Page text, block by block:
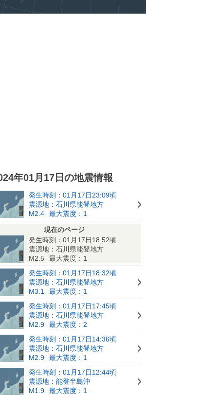
年01月17日の地震情報
発生時刻：01月17日23:09頃
震源地：石川県能登地方
M2.4
最大震度：1
現在のページ
発生時刻：01月17日18:52頃
震源地：石川県能登地方
M2.5
最大震度：1
発生時刻：01月17日18:32頃
震源地：石川県能登地方
M3.1
最大震度：1
発生時刻：01月17日17:45頃
震源地：石川県能登地方
M2.9
最大震度：2
発生時刻：01月17日14:36頃
震源地：石川県能登地方
M2.9
最大震度：1
発生時刻：01月17日12:44頃
震源地：能登半島沖
M1.9
最大震度：1